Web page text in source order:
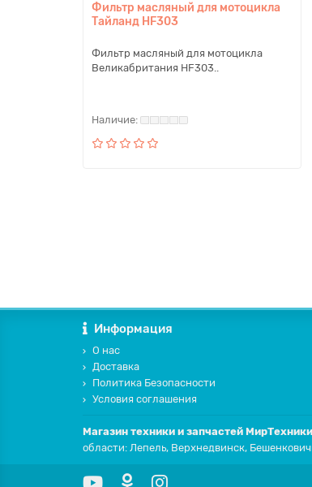
Фильтр масляный для мотоцикла
Тайланд HF303
Фильтр масляный для мотоцикла
Великабритания HF303..
Информация
О нас
Доставка
Политика Безопасности
Условия соглашения
Магазин техники и запчастей МирТехники
области: Лепель, Верхнедвинск,